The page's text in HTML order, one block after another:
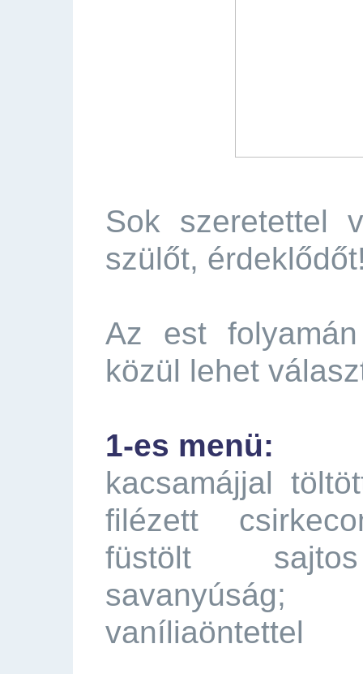
Sok szeretettel
szülőt,
Az est
közül lehet
1-es menü:
kacsamájjal
filézett
füstölt sajtos
vaníliaöntettel